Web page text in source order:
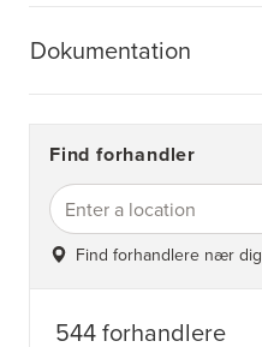
Dokumentation
Find forhandler
Find forhandlere nær dig
544 forhandlere